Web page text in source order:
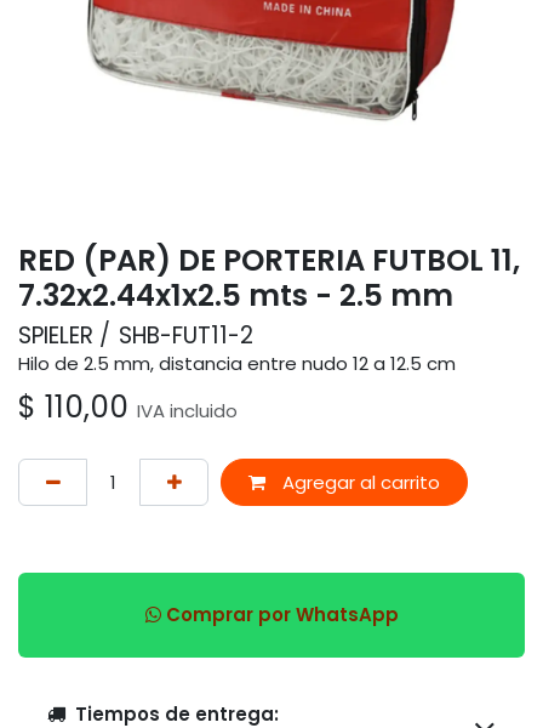
RED (PAR) DE PORTERIA FUTBOL 11,
7.32x2.44x1x2.5 mts - 2.5 mm
SPIELER SHB-FUT11-2
Hilo de 2.5 mm, distancia entre nudo 12 a 12.5 cm
$ 110,00 IVA incluido
Agregar al carrito
Comprar por WhatsApp
Tiempos de entrega: